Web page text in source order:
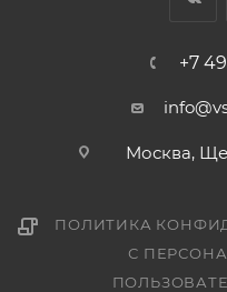
+7
Москва,
ПОЛИТИКА
С